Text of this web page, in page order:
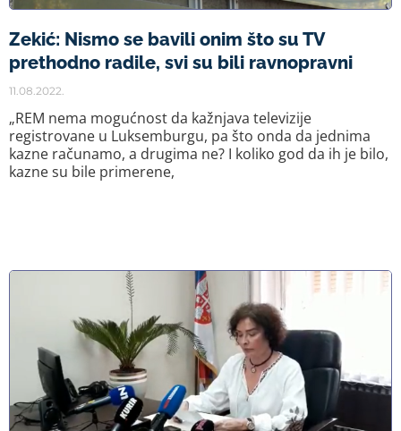
Zekić: Nismo se bavili onim što su TV
prethodno radile, svi su bili ravnopravni
11.08.2022.
„REM nema mogućnost da kažnjava televizije
registrovane u Luksemburgu, pa što onda da jednima
kazne računamo, a drugima ne? I koliko god da ih je bilo,
kazne su bile primerene,